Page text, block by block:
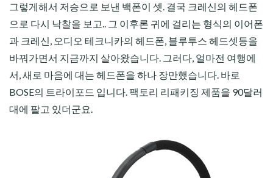
그렇게해서 저승으로 보낸 백폰이 셋. 결국 크레신의 헤드폰
으로 다시 낙찰을 보고.. 그 이후론 귀에 걸리는 형식의 이어폰
과 크레신, 오디오 테크니카의 헤드폰, 블루투스 헤드셋등을
바꿔가면서 지금까지 살아왔습니다. 그러다, 얼마전 여행에
서, 새로 마음에 대는 헤드폰을 하나 장만했습니다. 바로
BOSE의 트라이포드 입니다. 팩토리 리패키징 제품을 90달러
대에 팔고 있더군요.